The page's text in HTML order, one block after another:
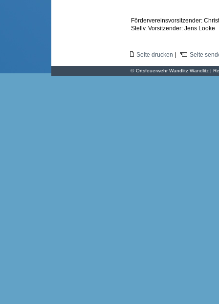
Fördervereinsvorsitzender:
Stellv. Vorsitzender: Jens Looke
Seite drucken Seite
© Ortsfeuerwehr Wandlitz Wandlitz |